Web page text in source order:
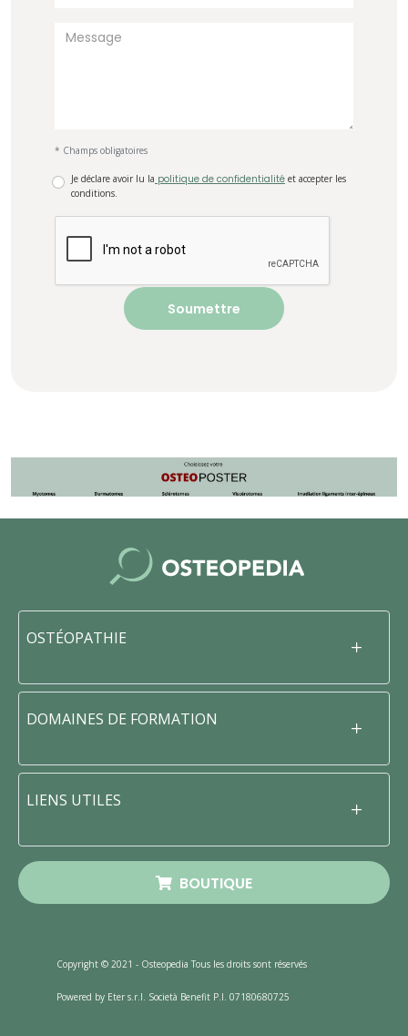
* Champs obligatoires
Je déclare avoir lu la politique de confidentialité et accepter les
conditions.
OSTÉOPATHIE
DOMAINES DE FORMATION
LIENS UTILES
BOUTIQUE
Copyright © 2021 - Osteopedia Tous les droits sont réservés
Powered by Eter s.r.l. Società Benefit P.I. 07180680725